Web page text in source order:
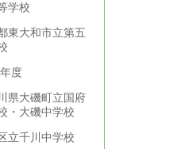
学校
東大和市立第五
度
県大磯町立国府
・大磯中学校
立千川中学校